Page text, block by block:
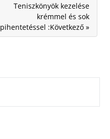
Teniszkönyök kezelése
krémmel és sok
pihentetéssel :Következő »